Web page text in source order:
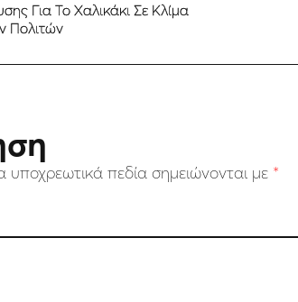
Για Το Χαλικάκι Σε Κλίμα
Πολιτών
υποχρεωτικά πεδία σημειώνονται με *